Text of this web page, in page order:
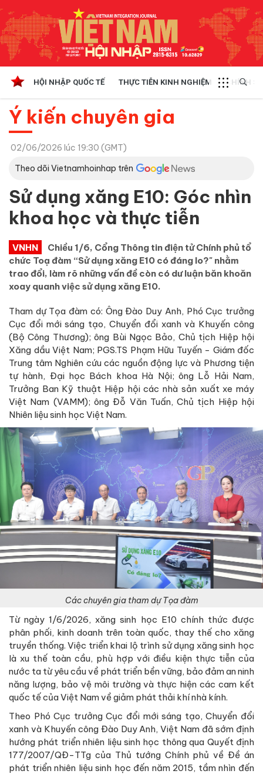
HỘI NHẬP QUỐC TẾ THỰC TIỄN KINH NGHIỆM CHÍNH
Ý kiến chuyên gia
02/06/2026 lúc 19:30 (GMT)
Theo dõi Vietnamhoinhap trên
Sử dụng xăng E10: Góc nhìn
khoa học và thực tiễn
VNHN
Chiều 1/6, Cổng Thông tin điện tử Chính phủ tổ
chức Toạ đàm “Sử dụng xăng E10 có đáng lo?" nhằm
trao đổi, làm rõ những vấn đề còn có dư luận băn khoăn
xoay quanh việc sử dụng xăng E10.
Tham dự Tọa đàm có: Ông Đào Duy Anh, Phó Cục trưởng
Cục đổi mới sáng tạo, Chuyển đổi xanh và Khuyến công
(Bộ Công Thương); ông Bùi Ngọc Bảo, Chủ tịch Hiệp hội
Xăng dầu Việt Nam; PGS.TS Phạm Hữu Tuyến - Giám đốc
Trung tâm Nghiên cứu các nguồn động lực và Phương tiện
tự hành, Đại học Bách khoa Hà Nội; ông Lỗ Hải Nam,
Trưởng Ban Kỹ thuật Hiệp hội các nhà sản xuất xe máy
Việt Nam (VAMM); ông Đỗ Văn Tuấn, Chủ tịch Hiệp hội
Nhiên liệu sinh học Việt Nam.
Các chuyên gia tham dự Tọa đàm
Từ ngày 1/6/2026, xăng sinh học E10 chính thức được
phân phối, kinh doanh trên toàn quốc, thay thế cho xăng
truyền thống. Việc triển khai lộ trình sử dụng xăng sinh học
là xu thế toàn cầu, phù hợp với điều kiện thực tiễn của
nước ta từ yêu cầu về phát triển bền vững, bảo đảm an ninh
năng lượng, bảo vệ môi trường và thực hiện các cam kết
quốc tế của Việt Nam về giảm phát thải khí nhà kính.
Theo Phó Cục trưởng Cục đổi mới sáng tạo, Chuyển đổi
xanh và Khuyến công Đào Duy Anh, Việt Nam đã sớm định
hướng phát triển nhiên liệu sinh học thông qua Quyết định
177/2007/QĐ-TTg của Thủ tướng Chính phủ về Đề án
phát triển nhiên liệu sinh học đến năm 2015, tầm nhìn đến